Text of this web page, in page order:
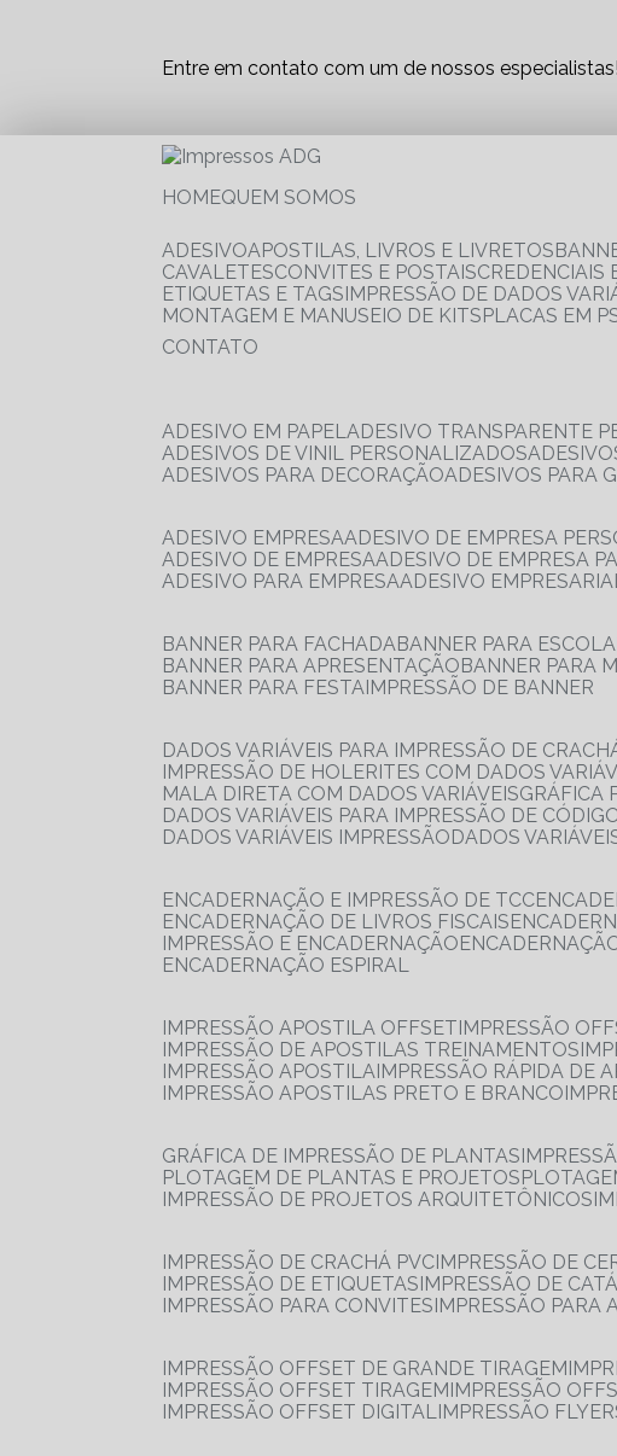
Entre em contato com um de nossos especialistas!
HOME
QUEM SOMOS
ADESIVO
APOSTILAS, LIVROS E LIVRETOS
CAVALETES
CONVITES E POSTAIS
ETIQUETAS E TAGS IMPRESSÃO DE DADOS
MONTAGEM E MANUSEIO DE KITS
PLACAS EM
CONTATO
ADESIVO EM PAPEL
ADESIVO TRANSPARENTE
ADESIVOS DE VINIL PERSONALIZADOS
ADESIVOS PARA DECORAÇÃO
ADESIVOS PARA
ADESIVO EMPRESA
ADESIVO DE EMPRESA
ADESIVO DE EMPRESA
ADESIVO DE EMPRESA
ADESIVO PARA EMPRESA
ADESIVO
BANNER PARA FACHADA
BANNER PARA ESCOLA
BANNER PARA APRESENTAÇÃO
BANNER PARA
BANNER PARA FESTA IMPRESSÃO DE BANNER
DADOS VARIÁVEIS PARA IMPRESSÃO DE
IMPRESSÃO DE HOLERITES COM DADOS
MALA DIRETA COM DADOS VARIÁVEIS
DADOS VARIÁVEIS PARA IMPRESSÃO DE
DADOS VARIÁVEIS IMPRESSÃO
DADOS
ENCADERNAÇÃO E IMPRESSÃO DE TCC
ENCADERNAÇÃO DE LIVROS FISCAIS
IMPRESSÃO E ENCADERNAÇÃO
ENCADERNAÇÃO ESPIRAL
IMPRESSÃO APOSTILA OFFSET IMPRESSÃO
IMPRESSÃO DE APOSTILAS TREINAMENTOS
IMPRESSÃO APOSTILA IMPRESSÃO RÁPIDA DE
IMPRESSÃO APOSTILAS PRETO E BRANCO
GRÁFICA DE IMPRESSÃO DE PLANTAS
PLOTAGEM DE PLANTAS E PROJETOS
IMPRESSÃO DE PROJETOS ARQUITETÔNICOS
IMPRESSÃO DE CRACHÁ PVC IMPRESSÃO DE
IMPRESSÃO DE ETIQUETAS IMPRESSÃO DE
IMPRESSÃO PARA CONVITES IMPRESSÃO PARA
IMPRESSÃO OFFSET DE GRANDE TIRAGEM
IMPRESSÃO OFFSET TIRAGEM IMPRESSÃO
IMPRESSÃO OFFSET DIGITAL IMPRESSÃO